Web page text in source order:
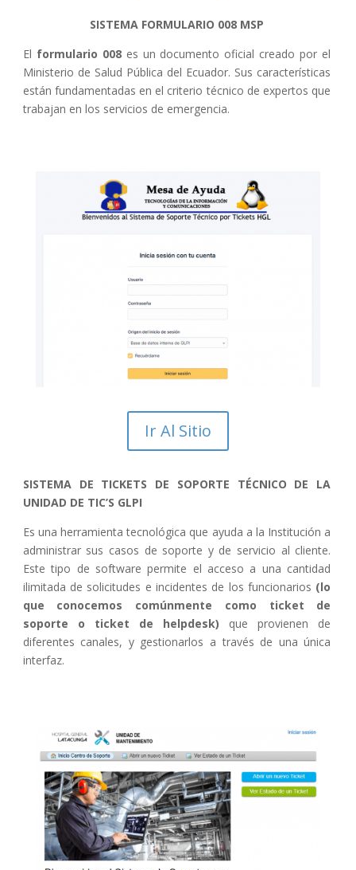
SISTEMA FORMULARIO 008 MSP
El formulario 008es un documento oficial creado por el
Ministerio de Salud Pública del Ecuador. Sus características
están fundamentadas en el criterio técnico de expertos que
trabajan en los servicios de emergencia.
Ir Al Sitio
SISTEMA DE TICKETS DE SOPORTE TÉCNICO DE LA
UNIDAD DE TIC’S GLPI
Es una herramienta tecnológica que ayuda a la Institución a
administrar sus casos de soporte y de servicio al cliente.
Este tipo de software permite el acceso a una cantidad
ilimitada de solicitudes e incidentes de los funcionarios (lo
que conocemos comúnmente como ticket de
soporte o ticket de helpdesk) que provienen de
diferentes canales, y gestionarlos a través de una única
interfaz.